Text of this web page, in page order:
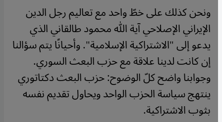
ونحن كذلك على خطّ واحد مع تعاليم رجل الدين
الإيراني الإصلاحي آية الله محمود طالقاني الذي
يدعو إلى "الاشتراكية الإسلامية". وأحيانًا يتم سؤالنا
إن كانت لدينا علاقة مع حزب البعث السوري.
وجوابنا واضح كلّ الوضوح: حزب البعث دكتاتوري
ينتهج سياسة الحزب الواحد ويحاول تقديم نفسه
بثوب الاشتراكية.